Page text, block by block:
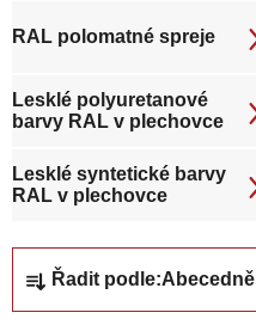
RAL polomatné spreje
Lesklé polyuretanové
barvy RAL v plechovce
Lesklé syntetické barvy
RAL v plechovce
Řadit podle:Abecedně